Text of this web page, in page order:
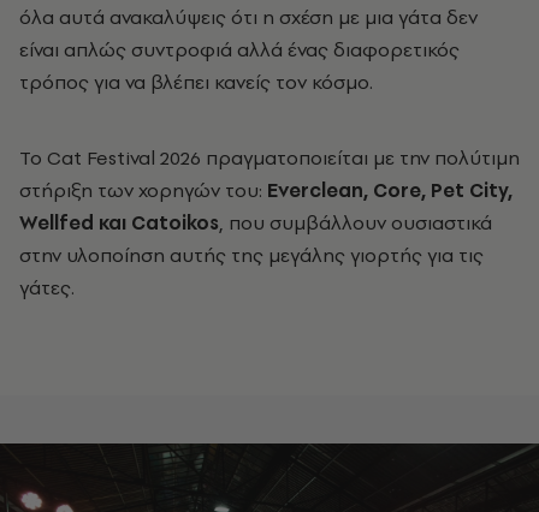
όλα αυτά ανακαλύψεις ότι η σχέση με μια γάτα δεν
είναι απλώς συντροφιά αλλά ένας διαφορετικός
τρόπος για να βλέπει κανείς τον κόσμο.
Το Cat Festival 2026 πραγματοποιείται με την πολύτιμη
στήριξη των χορηγών του: Everclean, Core, Pet City,
Wellfed και Catoikos, που συμβάλλουν ουσιαστικά
στην υλοποίηση αυτής της μεγάλης γιορτής για τις
γάτες.